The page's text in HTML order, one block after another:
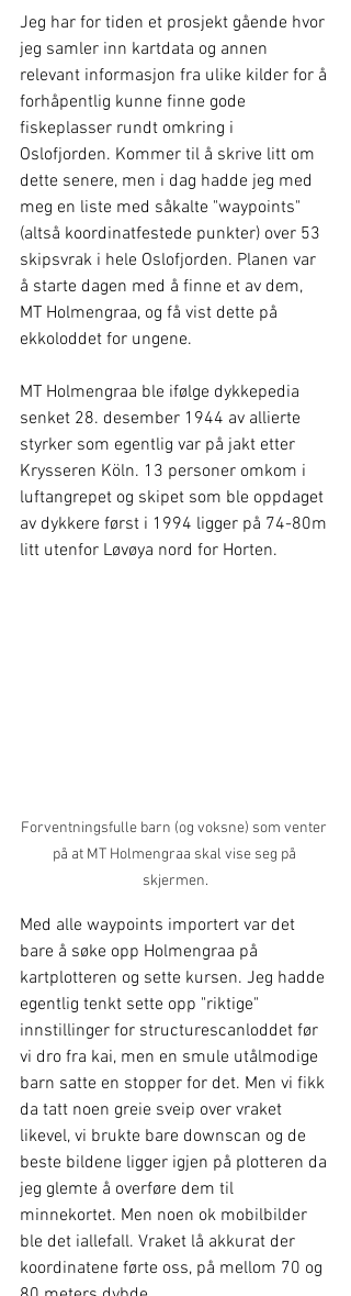
Jeg har for tiden et prosjekt gående hvor
jeg samler inn kartdata og annen
relevant informasjon fra ulike kilder for å
forhåpentlig kunne finne gode
fiskeplasser rundt omkring i
Oslofjorden. Kommer til å skrive litt om
dette senere, men i dag hadde jeg med
meg en liste med såkalte "waypoints"
(altså koordinatfestede punkter) over 53
skipsvrak i hele Oslofjorden. Planen var
å starte dagen med å finne et av dem,
MT Holmengraa, og få vist dette på
ekkoloddet for ungene.
MT Holmengraa ble ifølge dykkepedia
senket 28. desember 1944 av allierte
styrker som egentlig var på jakt etter
Krysseren Köln. 13 personer omkom i
luftangrepet og skipet som ble oppdaget
av dykkere først i 1994 ligger på 74-80m
litt utenfor Løvøya nord for Horten.
Forventningsfulle barn (og voksne) som venter
på at MT Holmengraa skal vise seg på
skjermen.
Med alle waypoints importert var det
bare å søke opp Holmengraa på
kartplotteren og sette kursen. Jeg hadde
egentlig tenkt sette opp "riktige"
innstillinger for structurescanloddet før
vi dro fra kai, men en smule utålmodige
barn satte en stopper for det. Men vi fikk
da tatt noen greie sveip over vraket
likevel, vi brukte bare downscan og de
beste bildene ligger igjen på plotteren da
jeg glemte å overføre dem til
minnekortet. Men noen ok mobilbilder
ble det iallefall. Vraket lå akkurat der
koordinatene førte oss, på mellom 70 og